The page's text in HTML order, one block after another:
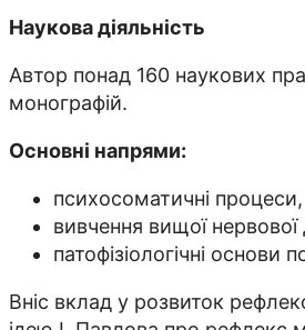
Наукова діяльність
Автор понад 160 наукових
монографій.
Основні напрями:
психосоматичні процеси,
вивчення вищої нервової
патофізіологічні основи
Вніс вклад у розвиток